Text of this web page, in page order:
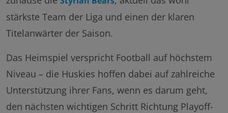
stärkste Team der Liga und einen der klaren
Titelanwärter der Saison.
Das Heimspiel verspricht Football auf höchstem
Niveau – die Huskies hoffen dabei auf zahlreiche
Unterstützung ihrer Fans, wenn es darum geht,
den nächsten wichtigen Schritt Richtung Playoff-